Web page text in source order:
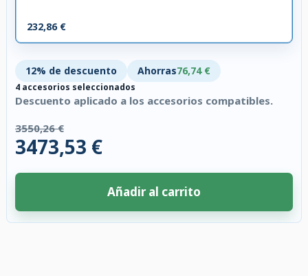
232,86 €
12% de descuento Ahorras76,74 €
4 accesorios seleccionados
Descuento aplicado a los accesorios compatibles.
3550,26 €
3473,53 €
Añadir al carrito